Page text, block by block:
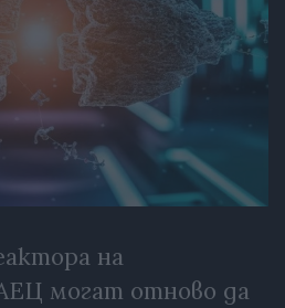
на
могат отново да